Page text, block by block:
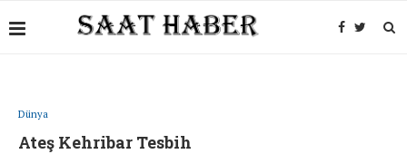
Dünya
Ateş Kehribar Tesbih